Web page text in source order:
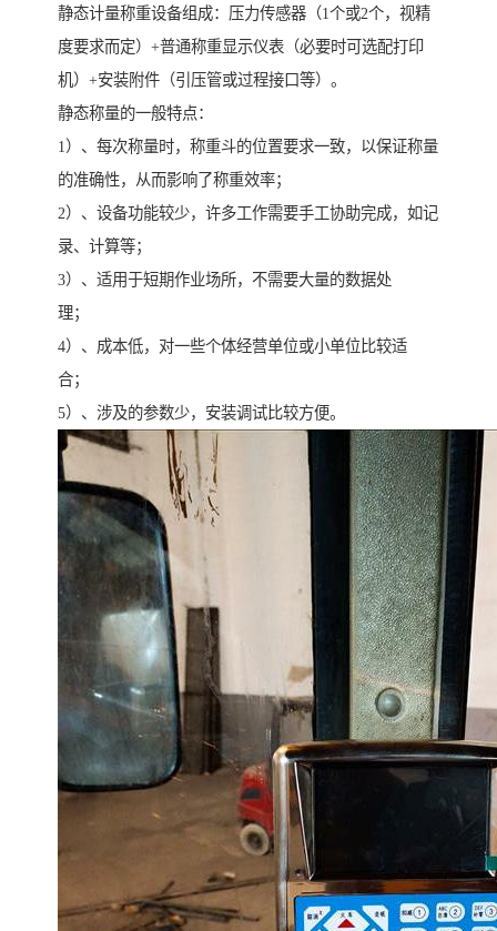
静态计量称重设备组成：压力传感器（1个或2个，视精
度要求而定）+普通称重显示仪表（必要时可选配打印
机）+安装附件（引压管或过程接口等）。
静态称量的一般特点：
1）、每次称量时，称重斗的位置要求一致，以保证称量
的准确性，从而影响了称重效率；
2）、设备功能较少，许多工作需要手工协助完成，如记
录、计算等；
3）、适用于短期作业场所，不需要大量的数据处
理；
4）、成本低，对一些个体经营单位或小单位比较适
合；
5）、涉及的参数少，安装调试比较方便。